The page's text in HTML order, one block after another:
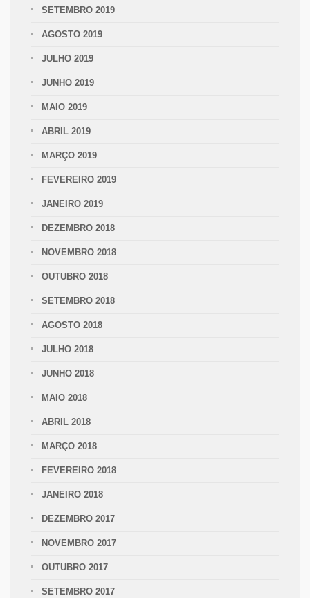
SETEMBRO 2019
AGOSTO 2019
JULHO 2019
JUNHO 2019
MAIO 2019
ABRIL 2019
MARÇO 2019
FEVEREIRO 2019
JANEIRO 2019
DEZEMBRO 2018
NOVEMBRO 2018
OUTUBRO 2018
SETEMBRO 2018
AGOSTO 2018
JULHO 2018
JUNHO 2018
MAIO 2018
ABRIL 2018
MARÇO 2018
FEVEREIRO 2018
JANEIRO 2018
DEZEMBRO 2017
NOVEMBRO 2017
OUTUBRO 2017
SETEMBRO 2017